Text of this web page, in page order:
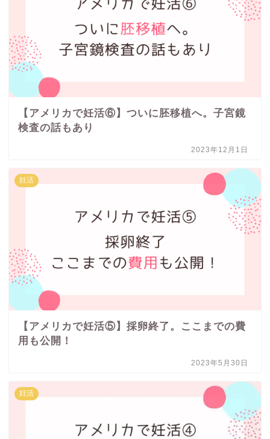
【アメリカで妊活⑥】ついに胚移植へ。子宮鏡
検査の話もあり
2023年12月1日
妊活
【アメリカで妊活⑤】採卵終了。ここまでの費
用も公開！
2023年5月30日
妊活